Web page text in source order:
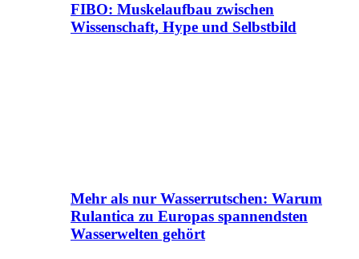
FIBO: Muskelaufbau zwischen
Wissenschaft, Hype und Selbstbild
Mehr als nur Wasserrutschen: Warum
Rulantica zu Europas spannendsten
Wasserwelten gehört